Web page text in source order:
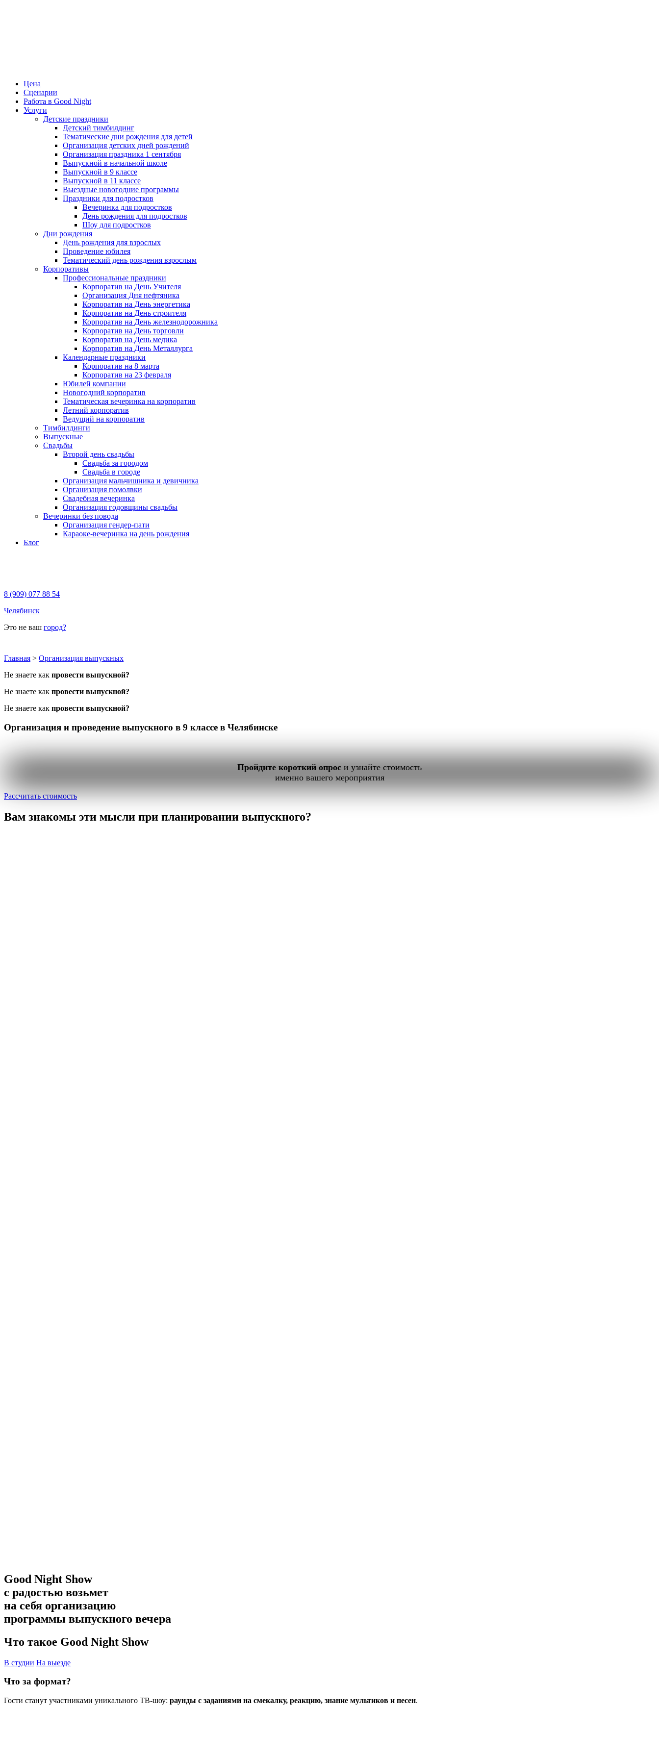
Цена
Сценарии
Работа в Good Night
Услуги
Детские праздники
Детский тимбилдинг
Тематические дни рождения для детей
Организация детских дней рождений
Организация праздника 1 сентября
Выпускной в начальной школе
Выпускной в 9 классе
Выпускной в 11 классе
Выездные новогодние программы
Праздники для подростков
Вечеринка для подростков
День рождения для подростков
Шоу для подростков
Дни рождения
День рождения для взрослых
Проведение юбилея
Тематический день рождения взрослым
Корпоративы
Профессиональные праздники
Корпоратив на День Учителя
Организация Дня нефтяника
Корпоратив на День энергетика
Корпоратив на День строителя
Корпоратив на День железнодорожника
Корпоратив на День торговли
Корпоратив на День медика
Корпоратив на День Металлурга
Календарные праздники
Корпоратив на 8 марта
Корпоратив на 23 февраля
Юбилей компании
Новогодний корпоратив
Тематическая вечеринка на корпоратив
Летний корпоратив
Ведущий на корпоратив
Тимбилдинги
Выпускные
Свадьбы
Второй день свадьбы
Свадьба за городом
Свадьба в городе
Организация мальчишника и девичника
Организация помолвки
Свадебная вечеринка
Организация годовщины свадьбы
Вечеринки без повода
Организация гендер-пати
Караоке-вечеринка на день рождения
Блог
8 (909) 077 88 54
Челябинск
Это не ваш город?
Главная > Организация выпускных
Не знаете как провести выпускной?
Не знаете как провести выпускной?
Не знаете как провести выпускной?
Организация и проведение выпускного в 9 классе в Челябинске
Пройдите короткий опрос и узнайте стоимость
именно вашего мероприятия
Рассчитать стоимость
Вам знакомы эти мысли при планировании выпускного?
Good Night Show
с радостью возьмет
на себя организацию
программы выпускного вечера
Что такое Good Night Show
В студии На выезде
Что за формат?
Гости станут участниками уникального ТВ-шоу: раунды с заданиями на смекалку, реакцию, знание мультиков и песен.